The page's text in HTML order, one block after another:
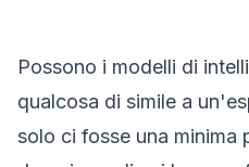
Possono i modelli di
qualcosa di simile a
solo ci fosse una minima